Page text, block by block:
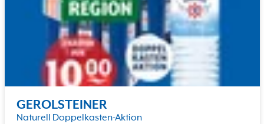
GEROLSTEINER
Naturell Doppelkasten-Aktion